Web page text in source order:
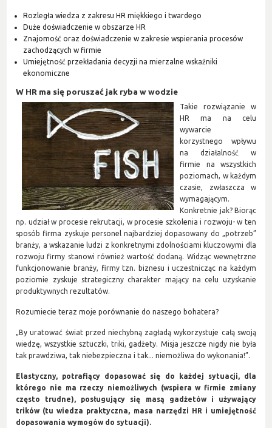
Rozległa wiedza z zakresu HR miękkiego i twardego
Duże doświadczenie w obszarze HR
Znajomość oraz doświadczenie w zakresie wspierania procesów
zachodzących w firmie
Umiejętność przekładania decyzji na mierzalne wskaźniki
ekonomiczne
W HR ma się poruszać jak ryba w wodzie
Takie rozwiązanie w
HR ma na celu
wywarcie
korzystnego wpływu
na działalność w
firmie na wszystkich
poziomach, w każdym
czasie, zwłaszcza w
wymagającym.
Konkretnie jak? Biorąc
np. udział w procesie rekrutacji, w procesie szkolenia i rozwoju- w ten
sposób firma zyskuje personel najbardziej dopasowany do „potrzeb”
branży, a wskazanie ludzi z konkretnymi zdolnościami kluczowymi dla
rozwoju firmy stanowi również wartość dodaną. Widząc wewnętrzne
funkcjonowanie branży, firmy tzn. biznesu i uczestnicząc na każdym
poziomie zyskuje strategiczny charakter mający na celu uzyskanie
produktywnych rezultatów.
Rozumiecie teraz moje porównanie do naszego bohatera?
„By uratować świat przed niechybną zagładą wykorzystuje całą swoją
wiedzę, wszystkie sztuczki, triki, gadżety. Misja jeszcze nigdy nie była
tak prawdziwa, tak niebezpieczna i tak... niemożliwa do wykonania!”.
Elastyczny, potrafiący dopasować się do każdej sytuacji, dla
którego nie ma rzeczy niemożliwych (wspiera w firmie zmiany
często trudne), posługujący się masą gadżetów i używający
trików (tu wiedza praktyczna, masa narzędzi HR i umiejętność
dopasowania wymogów do sytuacji).